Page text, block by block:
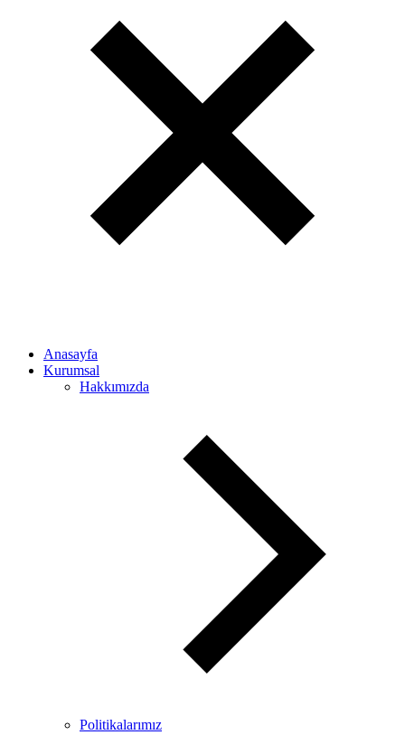
Anasayfa
Kurumsal
Hakkımızda
Politikalarımız